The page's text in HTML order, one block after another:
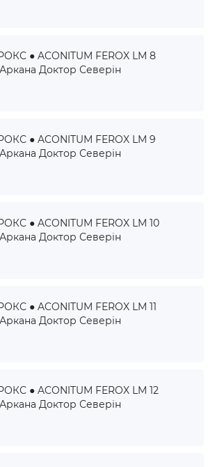
● ACONITUM FEROX LM 8
Доктор Северін
● ACONITUM FEROX LM 9
Доктор Северін
● ACONITUM FEROX LM 10
Доктор Северін
● ACONITUM FEROX LM 11
Доктор Северін
● ACONITUM FEROX LM 12
Доктор Северін